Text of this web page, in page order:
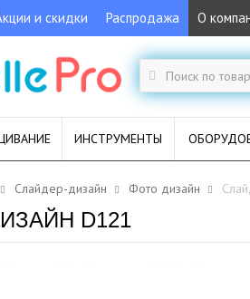
и скидки Распродажа О
ИНСТРУМЕНТЫ
Слайдер-дизайн Фото дизайн
D121